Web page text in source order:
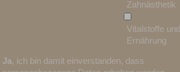
Zahnästhetik
Vitalstoffe und
Ernährung
Ja, ich bin damit einverstanden, dass